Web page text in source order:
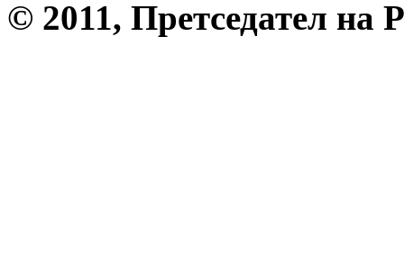
© 2011, Претседател на